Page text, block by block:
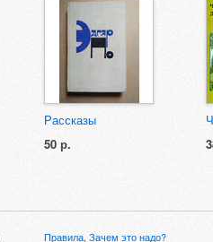
Рассказы
50 р.
Правила, Зачем это надо?